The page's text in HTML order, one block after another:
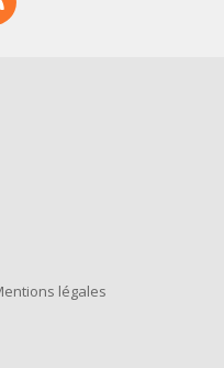
légales